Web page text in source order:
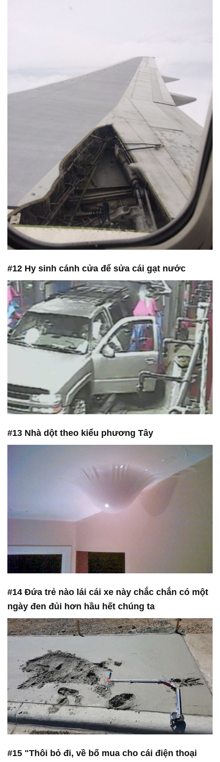
#12 Hy sinh cánh cửa để sửa cái gạt nước
#13 Nhà dột theo kiểu phương Tây
#14 Đứa trẻ nào lái cái xe này chắc chắn có một
ngày đen đủi hơn hầu hết chúng ta
#15 "Thôi bỏ đi, về bố mua cho cái điện thoại